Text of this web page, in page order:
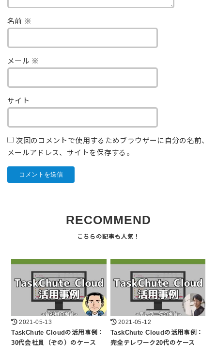
名前 ※
メール ※
サイト
次回のコメントで使用するためブラウザーに自分の名前、
メールアドレス、サイトを保存する。
RECOMMEND
2021-05-13
TaskChute Cloudの活用事例：
30代会社員（ぞの）のケース
2021-05-12
TaskChute Cloudの活用事例：
完全テレワーク20代のケース